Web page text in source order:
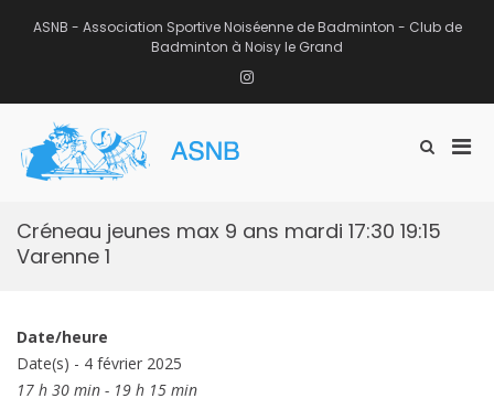
ASNB - Association Sportive Noiséenne de Badminton - Club de
Badminton à Noisy le Grand
Instagram
Afficher
recherche
Créneau jeunes max 9 ans mardi 17:30 19:15
Varenne 1
Date/heure
Date(s) - 4 février 2025
17 h 30 min - 19 h 15 min